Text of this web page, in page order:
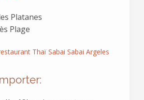
Platanes
Plage